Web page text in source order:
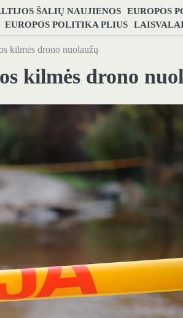
ŠALIŲ NAUJIENOS EUROPOS
EUROPOS POLITIKA PLIUS
kilmės drono nuolaužų
kilmės drono